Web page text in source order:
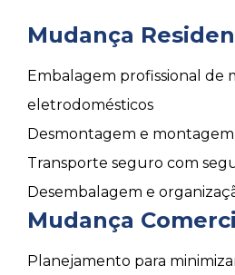
Mudança
Embalagem profissional de
eletrodomésticos
Desmontagem e
Transporte seguro com
Desembalagem e
Mudança
Planejamento para